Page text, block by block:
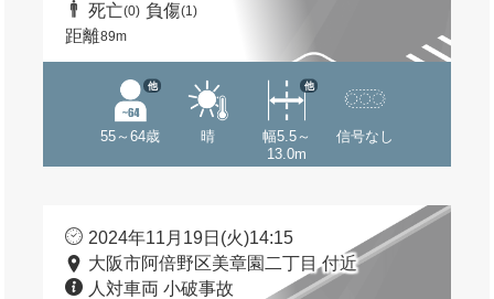
死亡(0) 負傷(1)
距離89m
55～64歳
他
晴
幅5.5～
13.0m
他
信号なし
2024年11月19日(火)14:15
大阪市阿倍野区美章園二丁目 付近
人対車両 小破事故